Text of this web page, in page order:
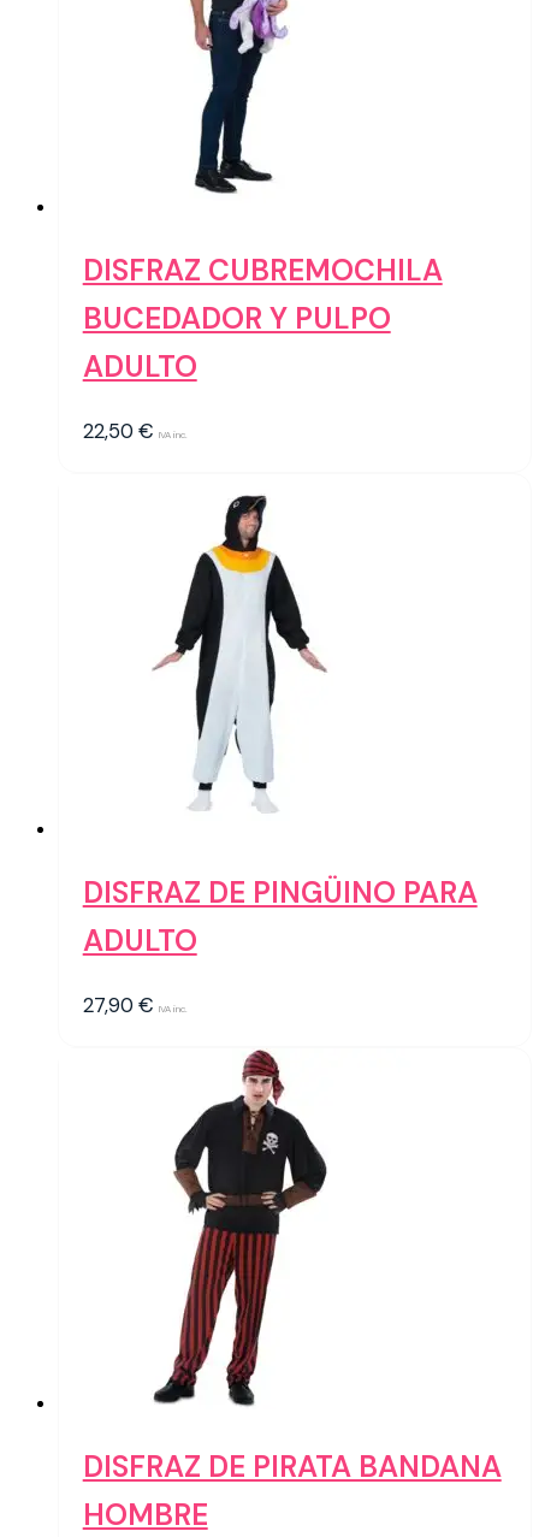
DISFRAZ CUBREMOCHILA
BUCEDADOR Y PULPO
ADULTO
22,50 € IVA inc.
DISFRAZ DE PINGÜINO PARA
ADULTO
27,90 € IVA inc.
DISFRAZ DE PIRATA BANDANA
HOMBRE